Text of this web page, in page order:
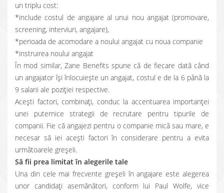
un triplu cost:
*include costul de angajare al unui nou angajat (promovare,
screening, interviuri, angajare),
*perioada de acomodare a noului angajat cu noua companie
*instruirea noului angajat
În mod similar, Zane Benefits spune că de fiecare dată când
un angajator își înlocuiește un angajat, costul e de la 6 până la
9 salarii ale poziției respective.
Acești factori, combinați, conduc la accentuarea importanței
unei puternice strategii de recrutare pentru tipurile de
companii. Fie că angajezi pentru o companie mică sau mare, e
necesar să iei acești factori în considerare pentru a evita
următoarele greșeli.
Să fii prea limitat în alegerile tale
Una din cele mai frecvente greșeli în angajare este alegerea
unor candidați asemănători, conform lui Paul Wolfe, vice